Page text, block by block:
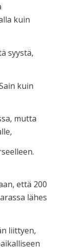
kuin
syystä,
kuin
mutta
että 200
lähes
liittyen,